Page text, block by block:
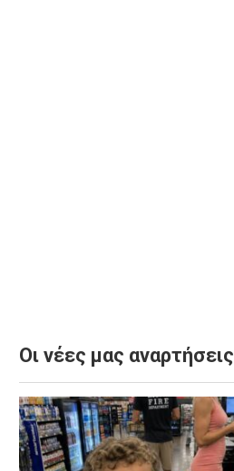
Οι νέες μας αναρτήσεις